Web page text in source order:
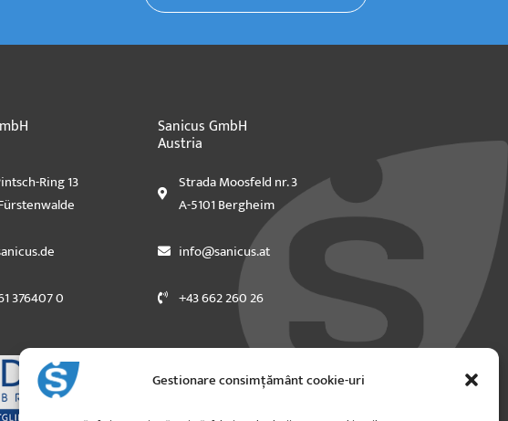
Gestionare consimțământ cookie-uri
Ring 13
376407 0
Sanicus GmbH
Austria
Strada Moosfeld nr. 3
A-5101 Bergheim
info@sanicus.at
+43 662 260 26